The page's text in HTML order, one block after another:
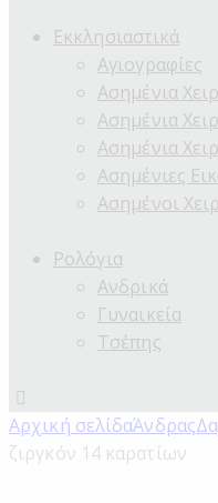
Εκκλησιαστικά
Αγιογραφίες
Ασημένια
Ασημένια
Ασημένια
Ασημένιες
Ασημένοι
Ρολόγια
Ανδρικά
Γυναικεία
Τσέπης
Αρχική σελίδαΆνδρας
ζιργκόν 14 καρατίων